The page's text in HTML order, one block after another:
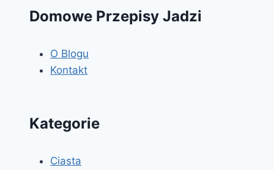
Domowe Przepisy Jadzi
O Blogu
Kontakt
Kategorie
Ciasta